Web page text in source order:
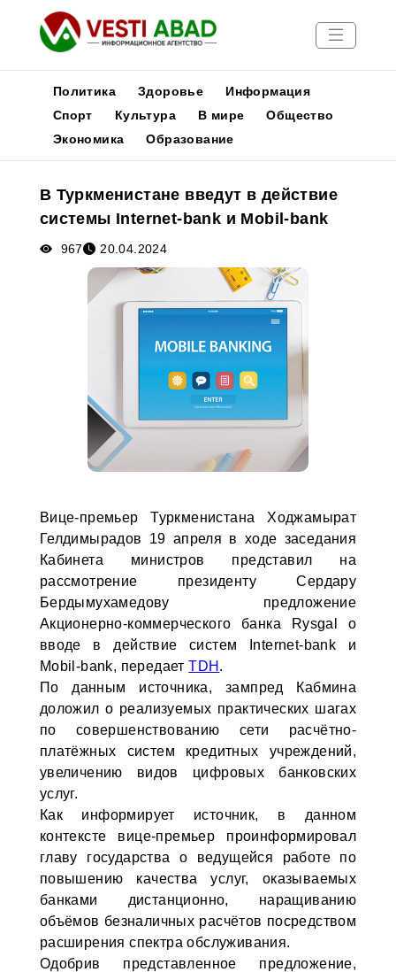
Новости
Медиа
Афиша
Политика Здоровье
Информация
Спорт
Культура В мире
Общество
Экономика
Образование
В Туркменистане введут в действие
системы Internet-bank и Mobil-bank
967 20.04.2024
Вице-премьер Туркменистана Ходжамырат
Гелдимырадов 19 апреля в ходе заседания
Кабинета министров представил на
рассмотрение президенту Сердару
Бердымухамедову предложение
Акционерно-коммерческого банка Rysgal о
вводе в действие систем Internet-bank и
Mobil-bank, передаетTDH .
По данным источника, зампред Кабмина
доложил о реализуемых практических шагах
по совершенствованию сети расчётно-
платёжных сис­тем кредитных учреждений,
увеличению видов цифровых банковских
услуг.
Как информирует источник, в данном
контексте вице-премьер проинформировал
главу государства о ведущейся работе по
повышению качества услуг, оказываемых
банками дистанционно, наращиванию
объёмов безналичных расчётов посредством
расширения спектра обслуживания.
Одобрив представленное предложение,